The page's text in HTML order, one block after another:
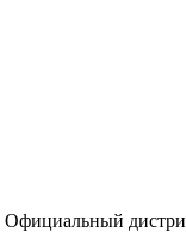
Официальный